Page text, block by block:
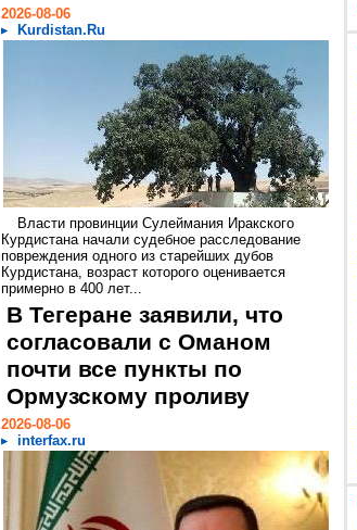
2026-08-06
Kurdistan.Ru
Власти провинции Сулеймания Иракского
Курдистана начали судебное расследование
повреждения одного из старейших дубов
Курдистана, возраст которого оценивается
примерно в 400 лет...
В Тегеране заявили, что
согласовали с Оманом
почти все пункты по
Ормузскому проливу
2026-08-06
interfax.ru